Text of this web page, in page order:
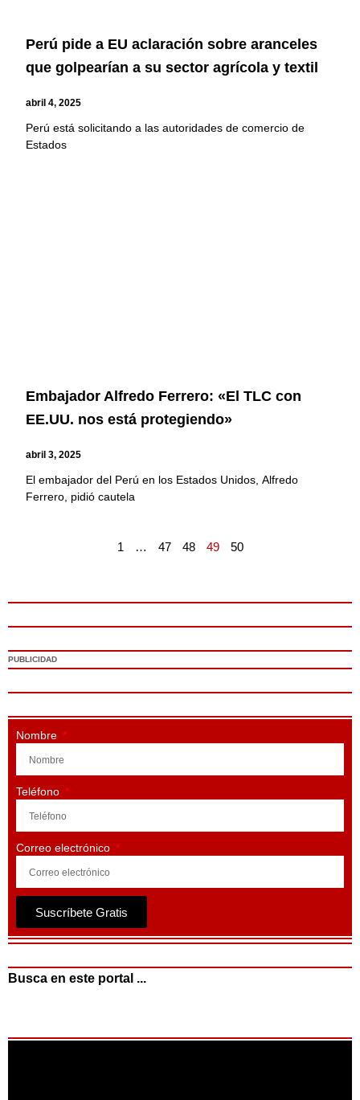
Perú pide a EU aclaración sobre aranceles
que golpearían a su sector agrícola y textil
abril 4, 2025
Perú está solicitando a las autoridades de comercio de
Estados
Embajador Alfredo Ferrero: «El TLC con
EE.UU. nos está protegiendo»
abril 3, 2025
El embajador del Perú en los Estados Unidos, Alfredo
Ferrero, pidió cautela
1 … 47 48 49 50
PUBLICIDAD
Nombre
Teléfono
Correo electrónico
Suscríbete Gratis
Busca en este portal ...